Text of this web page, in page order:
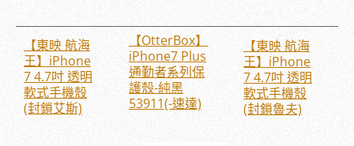
【東映 航海
王】iPhone
7 4.7吋 透明
軟式手機殼
(封鎖艾斯)
【OtterBox】
iPhone7 Plus
通勤者系列保
護殼-純黑
53911(-速達)
【東映 航海
王】iPhone
7 4.7吋 透明
軟式手機殼
(封鎖魯夫)